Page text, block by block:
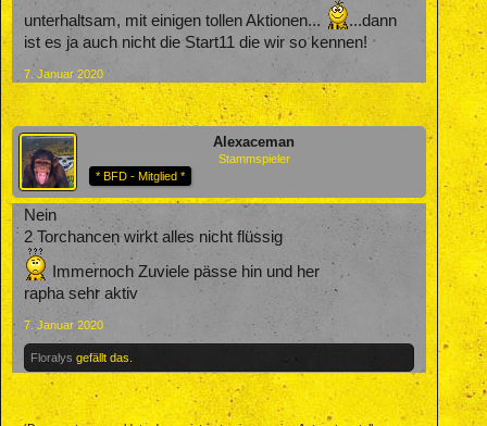
unterhaltsam, mit einigen tollen Aktionen...
...dann
ist es ja auch nicht die Start11 die wir so kennen!
7. Januar 2020
Alexaceman
Stammspieler
* BFD - Mitglied *
Nein
2 Torchancen wirkt alles nicht flüssig
Immernoch Zuviele pässe hin und her
rapha sehr aktiv
7. Januar 2020
Floralys gefällt das.